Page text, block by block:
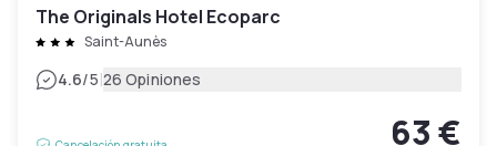
The Originals Hotel Ecoparc
Saint-Aunès
4.6/5|26 Opiniones
63 €